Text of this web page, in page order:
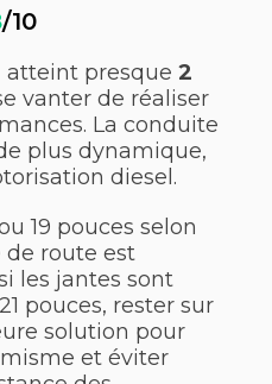
/10
atteint presque 2
vanter de réaliser
La conduite
plus dynamique,
diesel.
19 pouces selon
de route est
les jantes sont
pouces, rester sur
solution pour
et éviter